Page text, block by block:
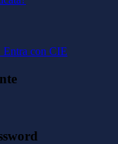
Entra con CIE